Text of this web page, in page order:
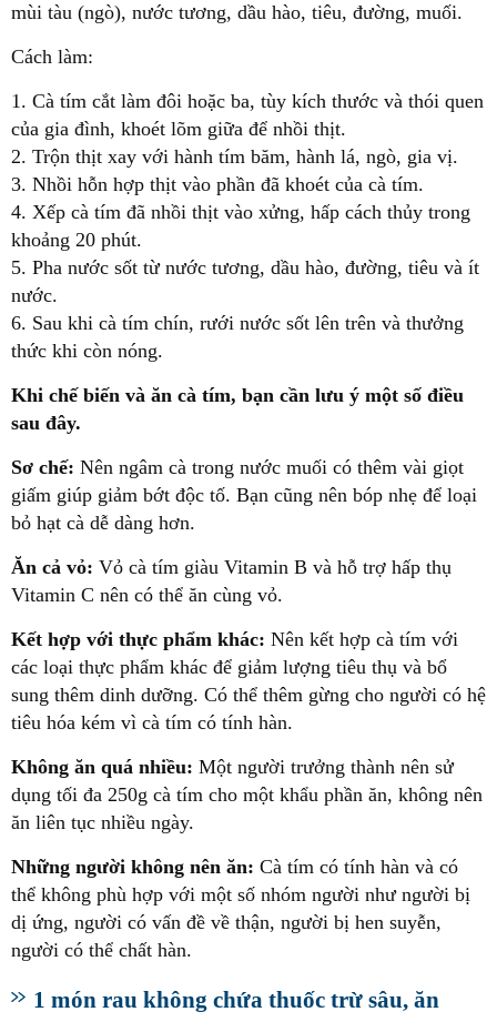
mùi tàu (ngò), nước tương, dầu hào, tiêu, đường, muối.
Cách làm:
1. Cà tím cắt làm đôi hoặc ba, tùy kích thước và thói quen
của gia đình, khoét lõm giữa để nhồi thịt.
2. Trộn thịt xay với hành tím băm, hành lá, ngò, gia vị.
3. Nhồi hỗn hợp thịt vào phần đã khoét của cà tím.
4. Xếp cà tím đã nhồi thịt vào xửng, hấp cách thủy trong
khoảng 20 phút.
5. Pha nước sốt từ nước tương, dầu hào, đường, tiêu và ít
nước.
6. Sau khi cà tím chín, rưới nước sốt lên trên và thưởng
thức khi còn nóng.
Khi chế biến và ăn cà tím, bạn cần lưu ý một số điều
sau đây.
Sơ chế: Nên ngâm cà trong nước muối có thêm vài giọt
giấm giúp giảm bớt độc tố. Bạn cũng nên bóp nhẹ để loại
bỏ hạt cà dễ dàng hơn.
Ăn cả vỏ: Vỏ cà tím giàu Vitamin B và hỗ trợ hấp thụ
Vitamin C nên có thể ăn cùng vỏ.
Kết hợp với thực phẩm khác: Nên kết hợp cà tím với
các loại thực phẩm khác để giảm lượng tiêu thụ và bổ
sung thêm dinh dưỡng. Có thể thêm gừng cho người có hệ
tiêu hóa kém vì cà tím có tính hàn.
Không ăn quá nhiều: Một người trưởng thành nên sử
dụng tối đa 250g cà tím cho một khẩu phần ăn, không nên
ăn liên tục nhiều ngày.
Những người không nên ăn: Cà tím có tính hàn và có
thể không phù hợp với một số nhóm người như người bị
dị ứng, người có vấn đề về thận, người bị hen suyễn,
người có thể chất hàn.
1 món rau không chứa thuốc trừ sâu, ăn